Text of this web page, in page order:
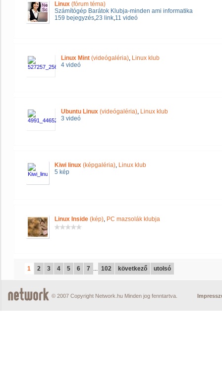
Linux (fórum téma)
Számítógép Barátok Klubja-minden ami informatika
159 bejegyzés,23 link,11 videó
Linux Mint (videógaléria), Linux klub
4 videó
Ubuntu Linux (videógaléria), Linux klub
3 videó
Kiwi linux (képgaléria), Linux klub
5 kép
Linux Inside (kép), PC mazsolák klubja
1 2 3 4 5 6 7 ... 102 következő utolsó
© 2007 Copyright Network.hu Minden jog fenntartva.